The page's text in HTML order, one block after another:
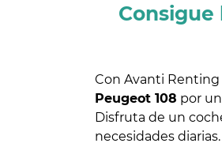
Consigue
Con Avanti
Peugeot 108 por
Disfruta de un
necesidades